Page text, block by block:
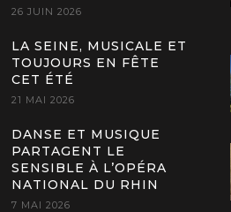
26 JUIN 2026
LA SEINE, MUSICALE ET
TOUJOURS EN FÊTE
CET ÉTÉ
21 MAI 2026
DANSE ET MUSIQUE
PARTAGENT LE
SENSIBLE À L’OPÉRA
NATIONAL DU RHIN
7 MAI 2026